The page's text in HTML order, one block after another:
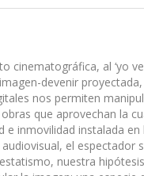
cinematográfica, al ‘yo
devenir
nos permiten
que aprovechan la
e inmovilidad instalada
el
nuestra